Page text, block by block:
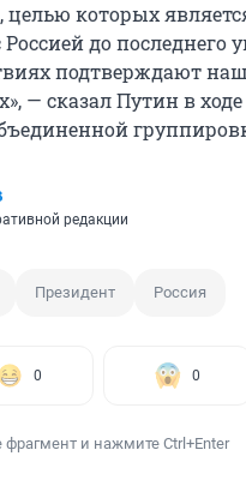
которых
до последнего
подтверждают
— сказал Путин в
редакции
Президент Россия
0 0
и нажмите Ctrl+Enter